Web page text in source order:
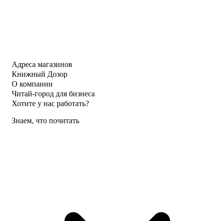
Адреса магазинов
Книжный Дозор
О компании
Читай-город для бизнеса
Хотите у нас работать?
Знаем, что почитать